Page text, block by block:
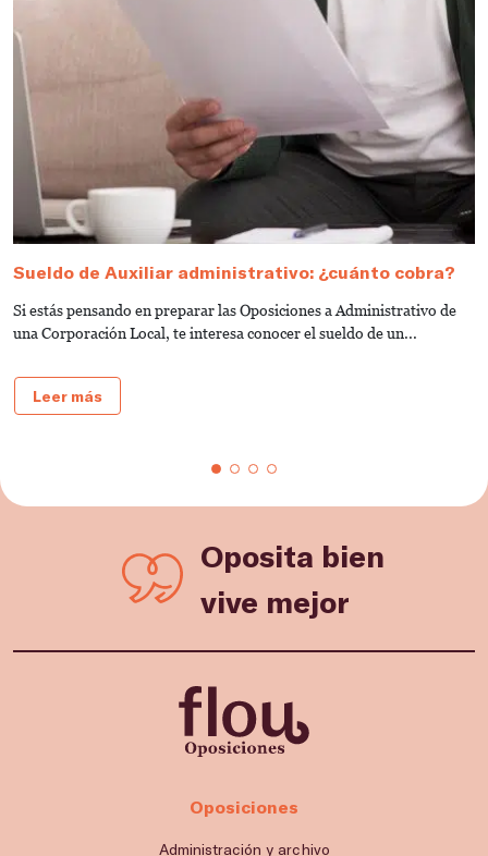
Sueldo de Auxiliar administrativo: ¿cuánto cobra?
Si estás pensando en preparar las Oposiciones a Administrativo de
una Corporación Local, te interesa conocer el sueldo de un...
Leer más
Oposita bien
vive mejor
Oposiciones
Administración y archivo